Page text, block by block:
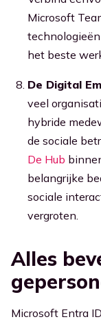
Microsoft
het beste
De Digital
veel
hybride
de sociale
De Hub
belangrijke
sociale
vergroten.
Alles
Microsoft Entra